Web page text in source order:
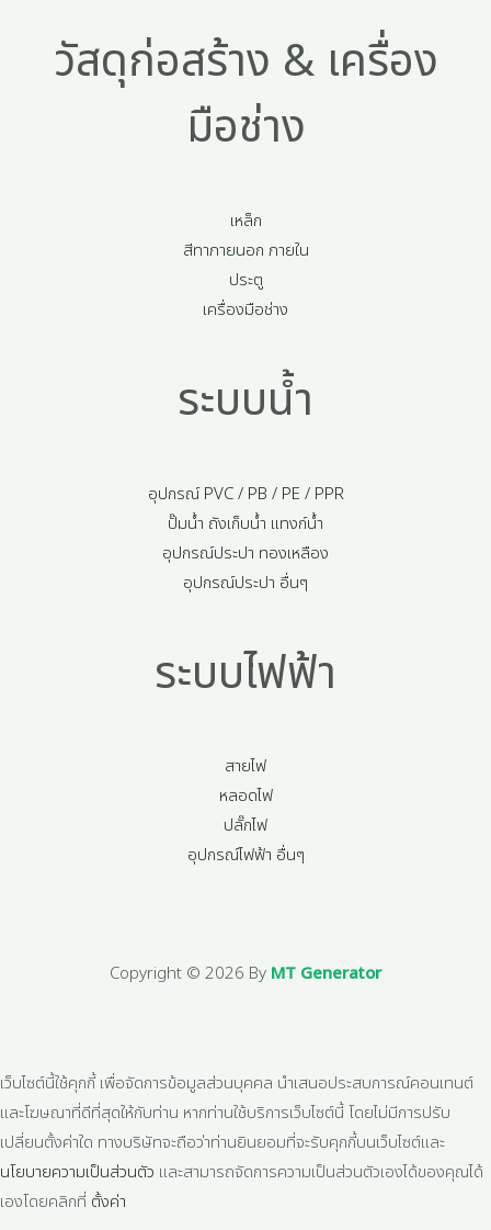
วัสดุก่อสร้าง & เครื่อง
มือช่าง
เหล็ก
สีทาภายนอก ภายใน
ประตู
เครื่องมือช่าง
ระบบน้ำ
อุปกรณ์ PVC / PB / PE / PPR
ปั๊มน้ำ ถังเก็บน้ำ แทงก์น้ำ
อุปกรณ์ประปา ทองเหลือง
อุปกรณ์ประปา อื่นๆ
ระบบไฟฟ้า
สายไฟ
หลอดไฟ
ปลั๊กไฟ
อุปกรณ์ไฟฟ้า อื่นๆ
Copyright © 2026 By MT Generator
เว็บไซต์นี้ใช้คุกกี้ เพื่อจัดการข้อมูลส่วนบุคคล นำเสนอประสบการณ์คอนเทนต์
และโฆษณาที่ดีที่สุดให้กับท่าน หากท่านใช้บริการเว็บไซต์นี้ โดยไม่มีการปรับ
เปลี่ยนตั้งค่าใด ทางบริษัทจะถือว่าท่านยินยอมที่จะรับคุกกี้บนเว็บไซต์และ
นโยบายความเป็นส่วนตัว และสามารถจัดการความเป็นส่วนตัวเองได้ของคุณได้
เองโดยคลิกที่ ตั้งค่า